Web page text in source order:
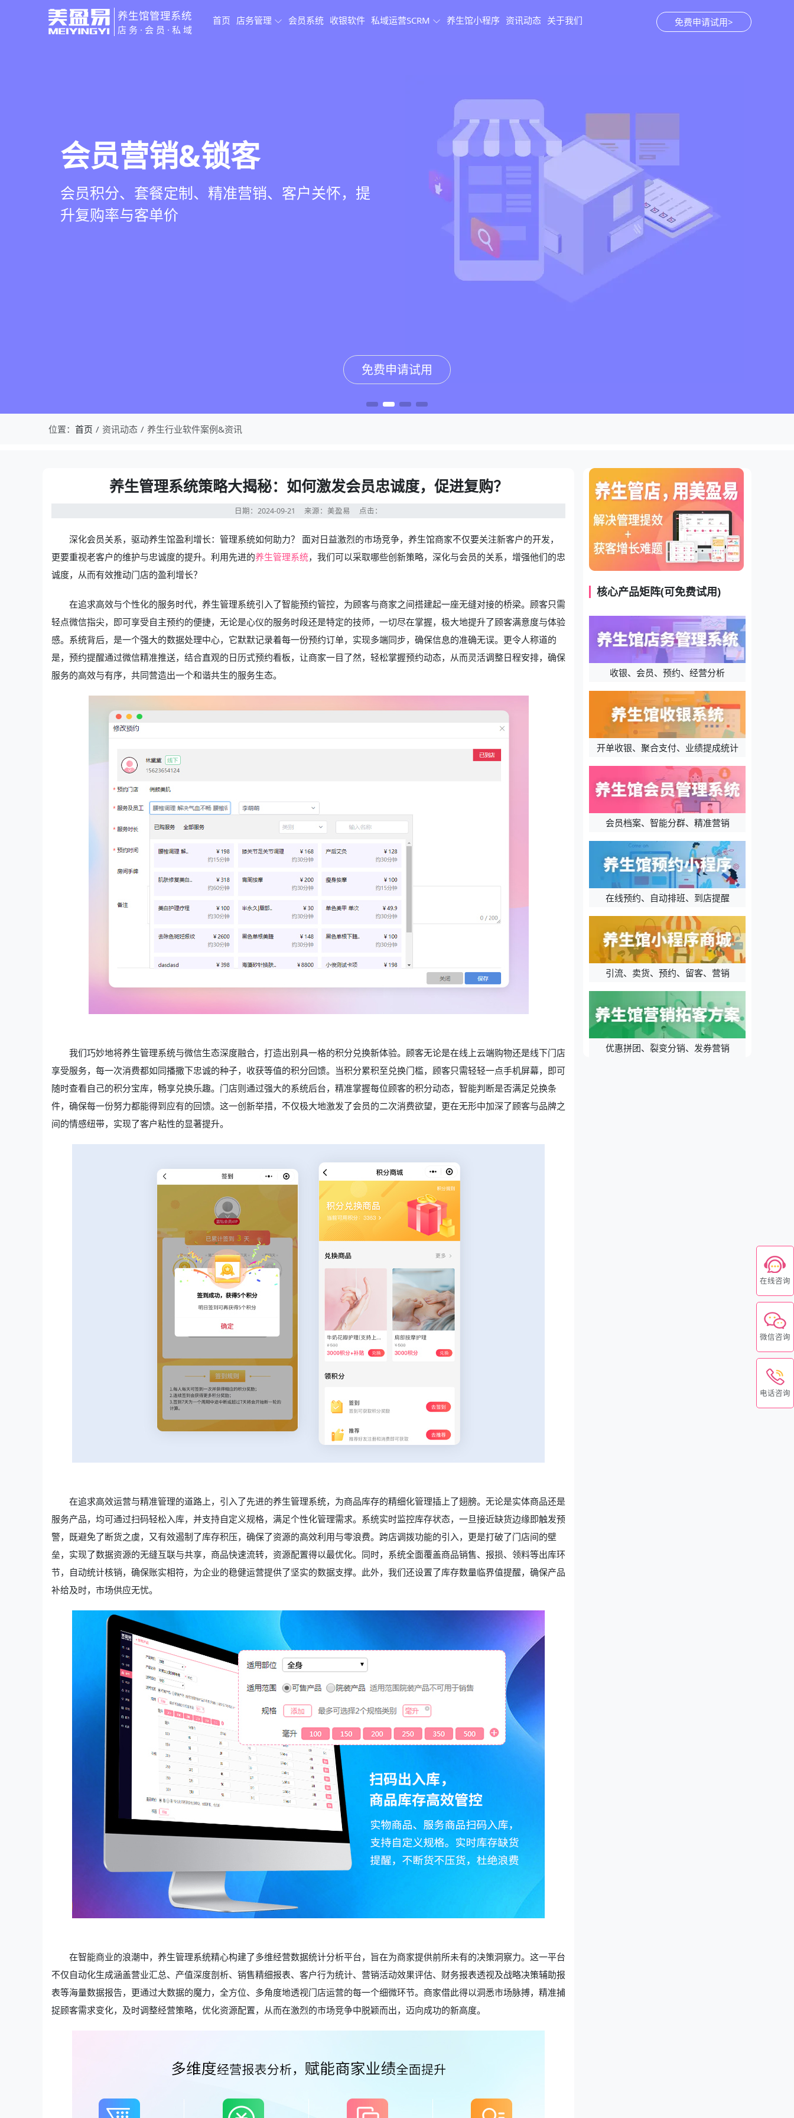
养生馆管理系统
店务·会员·私域
免费申请试用>
首页 店务管理 会员系统 收银软件 私域运营SCRM 养生馆小程序 资讯动态 关于我们
智慧养生馆管理系统
一站式解决养生馆预约、服务、会员、财务、营
销全流程数字化管理
免费申请试用
会员营销&锁客
会员积分、套餐定制、精准营销、客户关怀，提
升复购率与客单价
免费申请试用
预约与工位管理
在线预约、智能排班、技师调度、房间/床位状态
一目了然，提升资源利用率
免费申请试用
健康档案与效果追踪
客户体质记录、服务方案执行、效果对比，数据
化展示服务价值
免费申请试用
位置： 首页 资讯动态 养生行业软件案例&资讯
养生管理系统策略大揭秘：如何激发会员忠诚度，促进复购？
日期：2024-09-21 来源：美盈易 点击：
深化会员关系，驱动养生馆盈利增长：管理系统如何助力？ 面对日益激烈的市场竞争，养生馆商家不仅要关注新客户的开发，
更要重视老客户的维护与忠诚度的提升。利用先进的养生管理系统，我们可以采取哪些创新策略，深化与会员的关系，增强他们的忠
诚度，从而有效推动门店的盈利增长？
在追求高效与个性化的服务时代，养生管理系统引入了智能预约管控，为顾客与商家之间搭建起一座无缝对接的桥梁。顾客只需
轻点微信指尖，即可享受自主预约的便捷，无论是心仪的服务时段还是特定的技师，一切尽在掌握，极大地提升了顾客满意度与体验
感。系统背后，是一个强大的数据处理中心，它默默记录着每一份预约订单，实现多端同步，确保信息的准确无误。更令人称道的
是，预约提醒通过微信精准推送，结合直观的日历式预约看板，让商家一目了然，轻松掌握预约动态，从而灵活调整日程安排，确保
服务的高效与有序，共同营造出一个和谐共生的服务生态。
我们巧妙地将养生管理系统与微信生态深度融合，打造出别具一格的积分兑换新体验。顾客无论是在线上云端购物还是线下门店
享受服务，每一次消费都如同播撒下忠诚的种子，收获等值的积分回馈。当积分累积至兑换门槛，顾客只需轻轻一点手机屏幕，即可
随时查看自己的积分宝库，畅享兑换乐趣。门店则通过强大的系统后台，精准掌握每位顾客的积分动态，智能判断是否满足兑换条
件，确保每一份努力都能得到应有的回馈。这一创新举措，不仅极大地激发了会员的二次消费欲望，更在无形中加深了顾客与品牌之
间的情感纽带，实现了客户粘性的显著提升。
在追求高效运营与精准管理的道路上，引入了先进的养生管理系统，为商品库存的精细化管理插上了翅膀。无论是实体商品还是
服务产品，均可通过扫码轻松入库，并支持自定义规格，满足个性化管理需求。系统实时监控库存状态，一旦接近缺货边缘即触发预
警，既避免了断货之虞，又有效遏制了库存积压，确保了资源的高效利用与零浪费。跨店调拨功能的引入，更是打破了门店间的壁
垒，实现了数据资源的无缝互联与共享，商品快速流转，资源配置得以最优化。同时，系统全面覆盖商品销售、报损、领料等出库环
节，自动统计核销，确保账实相符，为企业的稳健运营提供了坚实的数据支撑。此外，我们还设置了库存数量临界值提醒，确保产品
补给及时，市场供应无忧。
在智能商业的浪潮中，养生管理系统精心构建了多维经营数据统计分析平台，旨在为商家提供前所未有的决策洞察力。这一平台
不仅自动化生成涵盖营业汇总、产值深度剖析、销售精细报表、客户行为统计、营销活动效果评估、财务报表透视及战略决策辅助报
表等海量数据报告，更通过大数据的魔力，全方位、多角度地透视门店运营的每一个细微环节。商家借此得以洞悉市场脉搏，精准捕
捉顾客需求变化，及时调整经营策略，优化资源配置，从而在激烈的市场竞争中脱颖而出，迈向成功的新高度。
核心产品矩阵(可免费试用)
收银、会员、预约、经营分析
开单收银、聚合支付、业绩提成统计
会员档案、智能分群、精准营销
在线预约、自动排班、到店提醒
引流、卖货、预约、留客、营销
优惠拼团、裂变分销、发券营销
在线咨询
微信咨询
电话咨询